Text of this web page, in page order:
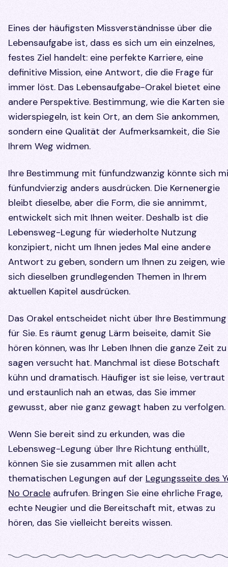
Eines der häufigsten Missverständnisse über die
Lebensaufgabe ist, dass es sich um ein einzelnes,
festes Ziel handelt: eine perfekte Karriere, eine
definitive Mission, eine Antwort, die die Frage für
immer löst. Das Lebensaufgabe-Orakel bietet eine
andere Perspektive. Bestimmung, wie die Karten sie
widerspiegeln, ist kein Ort, an dem Sie ankommen,
sondern eine Qualität der Aufmerksamkeit, die Sie
Ihrem Weg widmen.
Ihre Bestimmung mit fünfundzwanzig könnte sich
fünfundvierzig anders ausdrücken. Die Kernenergie
bleibt dieselbe, aber die Form, die sie annimmt,
entwickelt sich mit Ihnen weiter. Deshalb ist die
Lebensweg-Legung für wiederholte Nutzung
konzipiert, nicht um Ihnen jedes Mal eine andere
Antwort zu geben, sondern um Ihnen zu zeigen, wie
sich dieselben grundlegenden Themen in Ihrem
aktuellen Kapitel ausdrücken.
Das Orakel entscheidet nicht über Ihre Bestimmung
für Sie. Es räumt genug Lärm beiseite, damit Sie
hören können, was Ihr Leben Ihnen die ganze Zeit zu
sagen versucht hat. Manchmal ist diese Botschaft
kühn und dramatisch. Häufiger ist sie leise, vertraut
und erstaunlich nah an etwas, das Sie immer
gewusst, aber nie ganz gewagt haben zu verfolgen.
Wenn Sie bereit sind zu erkunden, was die
Lebensweg-Legung über Ihre Richtung enthüllt,
können Sie sie zusammen mit allen acht
thematischen Legungen auf der Legungsseite des
No Oracle aufrufen. Bringen Sie eine ehrliche Frage,
echte Neugier und die Bereitschaft mit, etwas zu
hören, das Sie vielleicht bereits wissen.